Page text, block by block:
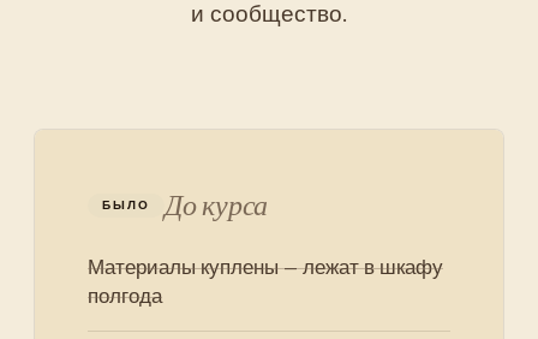
и сообщество.
До курса
Материалы куплены — лежат в шкафу
полгода